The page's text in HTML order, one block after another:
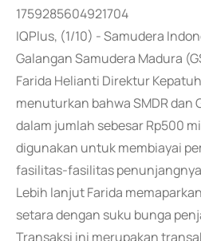
1759285604921704
IQPlus, (1/10) - Samudera
Galangan Samudera Madura
Farida Helianti Direktur
menuturkan bahwa SMDR dan
dalam jumlah sebesar Rp500
digunakan untuk membiayai
fasilitas-fasilitas
Lebih lanjut Farida
setara dengan suku bunga
Transaksi ini merupakan